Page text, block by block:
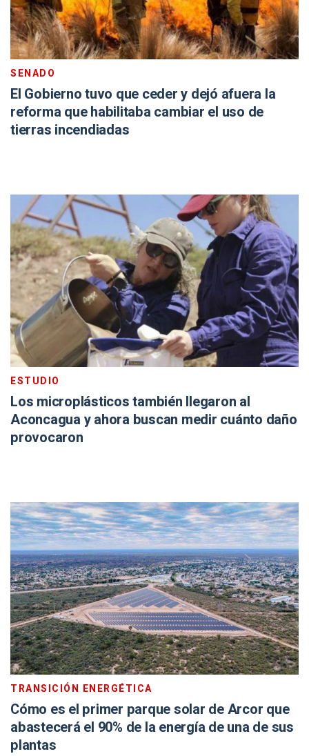
SENADO
El Gobierno tuvo que ceder y dejó afuera la
reforma que habilitaba cambiar el uso de
tierras incendiadas
ESTUDIO
Los microplásticos también llegaron al
Aconcagua y ahora buscan medir cuánto daño
provocaron
TRANSICIÓN ENERGÉTICA
Cómo es el primer parque solar de Arcor que
abastecerá el 90% de la energía de una de sus
plantas